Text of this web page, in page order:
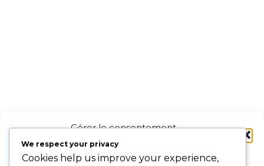
Gérer le consentement
aux cookies
We respect your privacy
Cookies help us improve your experience,